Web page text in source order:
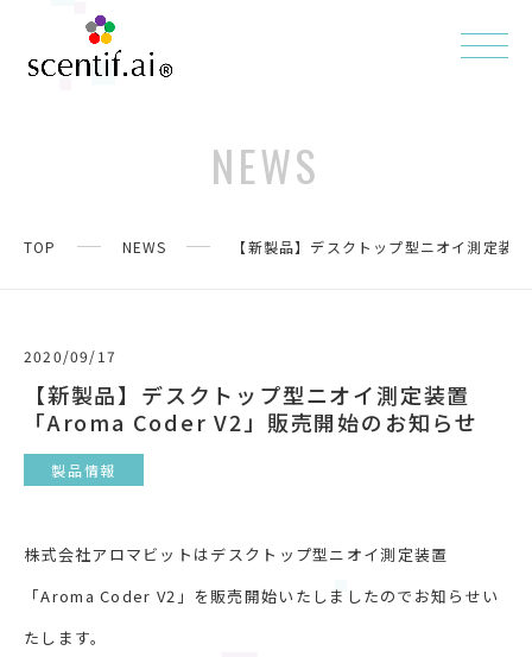
NEWS
TOP NEWS 【新製品】デスクトップ型ニオイ測定
2020/09/17
【新製品】デスクトップ型ニオイ測定装置
「Aroma Coder V2」販売開始のお知らせ
製品情報
株式会社アロマビットはデスクトップ型ニオイ測定装置
「Aroma Coder V2」を販売開始いたしましたのでお知らせい
たします。